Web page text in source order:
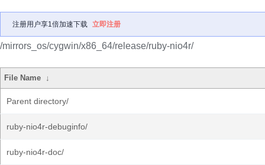
注册用户享1倍加速下载 立即注册
/mirrors_os/cygwin/x86_64/release/ruby-nio4r/
File Name ↓
Parent directory/
ruby-nio4r-debuginfo/
ruby-nio4r-doc/